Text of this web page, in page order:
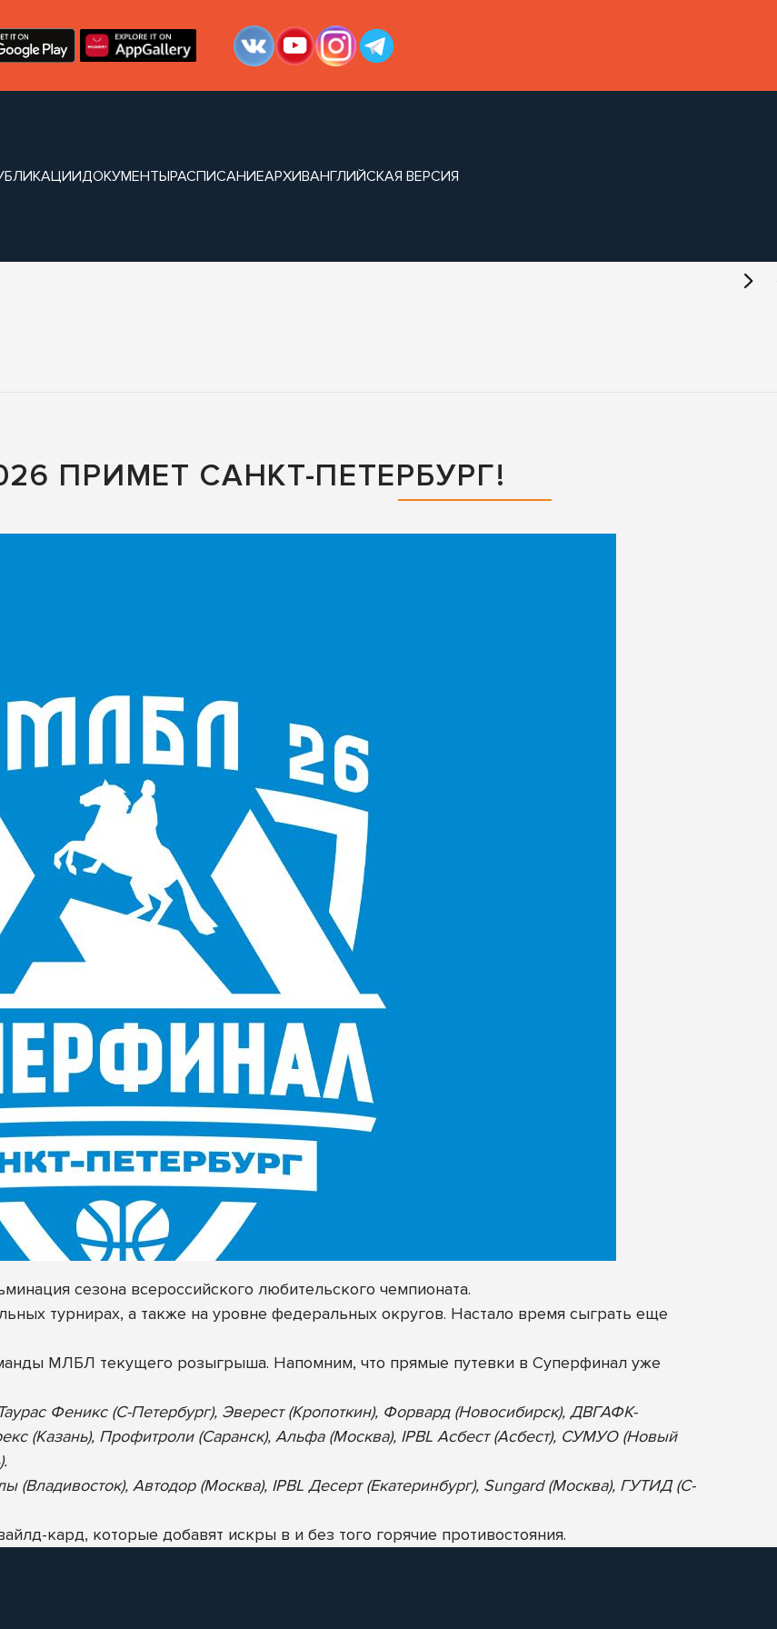
ДОКУМЕНТЫРАСПИСАНИЕАРХИВАНГЛИЙСКАЯ ВЕРСИЯ
ПРИМЕТ САНКТ-ПЕТЕРБУРГ!
сезона всероссийского любительского чемпионата.
турнирах, а также на уровне федеральных округов. Настало время сыграть еще
МЛБЛ текущего розыгрыша. Напомним, что прямые путевки в Суперфинал уже
Феникс (С-Петербург), Эверест (Кропоткин), Форвард (Новосибирск), ДВГАФК-
(Казань), Профитроли (Саранск), Альфа (Москва), IPBL Асбест (Асбест), СУМУО (Новый
Автодор (Москва), IPBL Десерт (Екатеринбург), Sungard (Москва), ГУТИД (С-
кард, которые добавят искры в и без того горячие противостояния.